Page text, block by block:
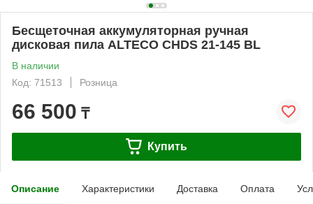
Бесщеточная аккумуляторная ручная
дисковая пила ALTECO CHDS 21-145 BL
В наличии
Код: 71513
Розница
66 500 ₸
Купить
Описание Характеристики Доставка Оплата